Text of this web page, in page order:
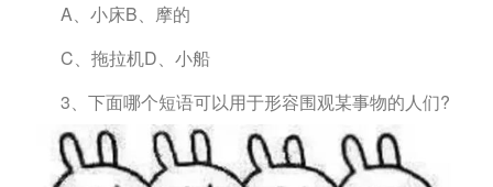
A、小床B、摩的
C、拖拉机D、小船
3、下面哪个短语可以用于形容围观某事物的人们?